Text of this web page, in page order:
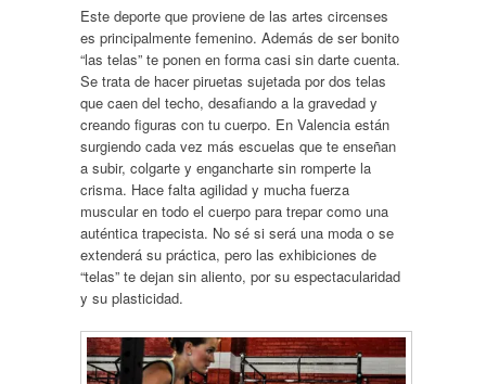
Este deporte que proviene de las artes circenses
es principalmente femenino. Además de ser bonito
“las telas” te ponen en forma casi sin darte cuenta.
Se trata de hacer piruetas sujetada por dos telas
que caen del techo, desafiando a la gravedad y
creando figuras con tu cuerpo. En Valencia están
surgiendo cada vez más escuelas que te enseñan
a subir, colgarte y engancharte sin romperte la
crisma. Hace falta agilidad y mucha fuerza
muscular en todo el cuerpo para trepar como una
auténtica trapecista. No sé si será una moda o se
extenderá su práctica, pero las exhibiciones de
“telas” te dejan sin aliento, por su espectacularidad
y su plasticidad.